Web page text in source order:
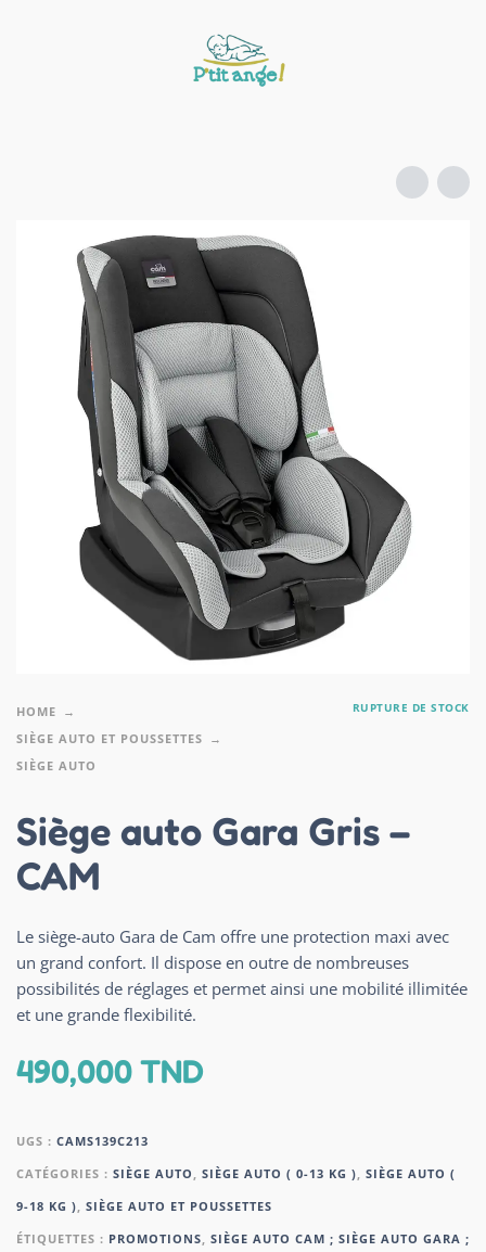
HOME
SIÈGE AUTO ET POUSSETTES
SIÈGE AUTO
RUPTURE DE STOCK
Siège auto Gara Gris –
CAM
Le siège-auto Gara de Cam offre une protection maxi avec
un grand confort. Il dispose en outre de nombreuses
possibilités de réglages et permet ainsi une mobilité illimitée
et une grande flexibilité.
490,000TND
UGS : CAMS139C213
CATÉGORIES : SIÈGE AUTO SIÈGE AUTO ( 0-13 KG ) SIÈGE AUTO (
9-18 KG ) SIÈGE AUTO ET POUSSETTES
ÉTIQUETTES : PROMOTIONS SIÈGE AUTO CAM ; SIÈGE AUTO GARA ;